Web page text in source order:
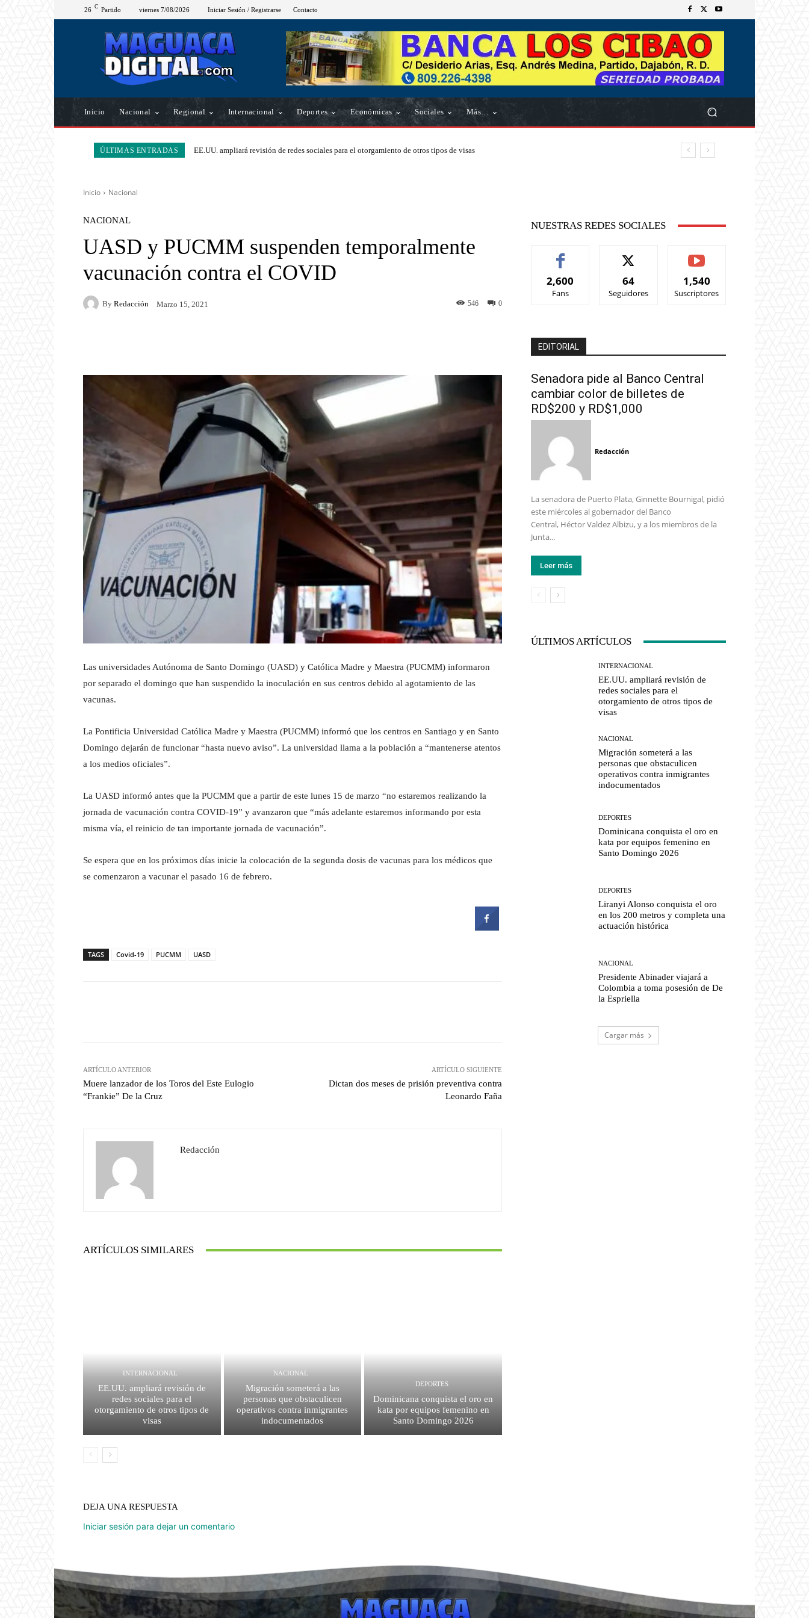
26 C Partido viernes 7/08/2026 Iniciar Sesión / Registrarse Contacto
Inicio Nacional Regional Internacional Deportes Económicas Sociales Más…
ÚLTIMAS ENTRADAS EE.UU. ampliará revisión de redes sociales para el otorgamiento de otros tipos de visas
Inicio Nacional
NACIONAL
UASD y PUCMM suspenden temporalmente
vacunación contra el COVID
By Redacción Marzo 15, 2021 0
546
Las universidades Autónoma de Santo Domingo (UASD) y Católica Madre y Maestra (PUCMM) informaron
por separado el domingo que han suspendido la inoculación en sus centros debido al agotamiento de las
vacunas.
La Pontificia Universidad Católica Madre y Maestra (PUCMM) informó que los centros en Santiago y en Santo
Domingo dejarán de funcionar “hasta nuevo aviso”. La universidad llama a la población a “mantenerse atentos
a los medios oficiales”.
La UASD informó antes que la PUCMM que a partir de este lunes 15 de marzo “no estaremos realizando la
jornada de vacunación contra COVID-19” y avanzaron que “más adelante estaremos informando por esta
misma vía, el reinicio de tan importante jornada de vacunación”.
Se espera que en los próximos días inicie la colocación de la segunda dosis de vacunas para los médicos que
se comenzaron a vacunar el pasado 16 de febrero.
TAGS Covid-19 PUCMM UASD
ARTÍCULO ANTERIOR
Muere lanzador de los Toros del Este Eulogio
“Frankie” De la Cruz
ARTÍCULO SIGUIENTE
Dictan dos meses de prisión preventiva contra
Leonardo Faña
Redacción
ARTÍCULOS SIMILARES
INTERNACIONAL
EE.UU. ampliará revisión de
redes sociales para el
otorgamiento de otros tipos de
visas
NACIONAL
Migración someterá a las
personas que obstaculicen
operativos contra inmigrantes
indocumentados
DEPORTES
Dominicana conquista el oro en
kata por equipos femenino en
Santo Domingo 2026
DEJA UNA RESPUESTA
Iniciar sesión para dejar un comentario
NUESTRAS REDES SOCIALES
2,600
Fans
64
Seguidores
1,540
Suscriptores
EDITORIAL
Senadora pide al Banco Central
cambiar color de billetes de
RD$200 y RD$1,000
Redacción
La senadora de Puerto Plata, Ginnette Bournigal, pidió
este miércoles al gobernador del Banco
Central, Héctor Valdez Albizu, y a los miembros de la
Junta...
Leer más
ÚLTIMOS ARTÍCULOS
INTERNACIONAL
EE.UU. ampliará revisión de
redes sociales para el
otorgamiento de otros tipos de
visas
NACIONAL
Migración someterá a las
personas que obstaculicen
operativos contra inmigrantes
indocumentados
DEPORTES
Dominicana conquista el oro en
kata por equipos femenino en
Santo Domingo 2026
DEPORTES
Liranyi Alonso conquista el oro
en los 200 metros y completa una
actuación histórica
NACIONAL
Presidente Abinader viajará a
Colombia a toma posesión de De
la Espriella
Cargar más